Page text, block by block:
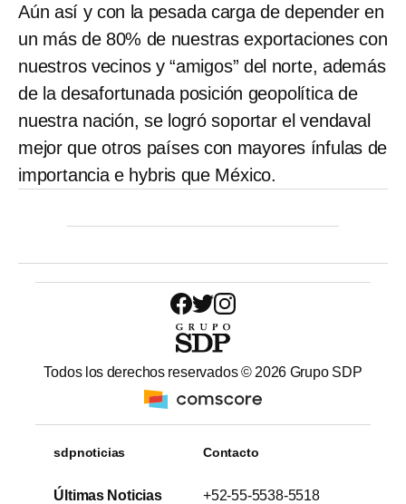
Aún así y con la pesada carga de depender en
un más de 80% de nuestras exportaciones con
nuestros vecinos y “amigos” del norte, además
de la desafortunada posición geopolítica de
nuestra nación, se logró soportar el vendaval
mejor que otros países con mayores ínfulas de
importancia e hybris que México.
Todos los derechos reservados © 2026 Grupo SDP
sdpnoticias
Últimas Noticias
Contacto
+52-55-5538-5518